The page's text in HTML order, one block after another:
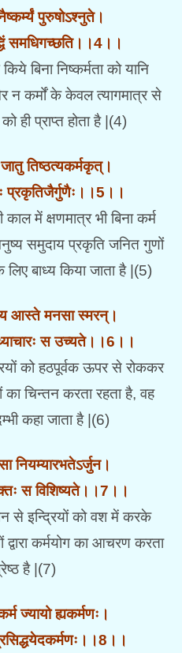
पुरुषोऽश्नुते।
समधिगच्छति।।4।।
बिना निष्कर्मता को यानि
न कर्मों के केवल त्यागमात्र से
को ही प्राप्त होता है |(4)
तिष्ठत्यकर्मकृत्।
प्रकृतिजैर्गुणैः।।5।।
में क्षणमात्र भी बिना कर्म
समुदाय प्रकृति जनित गुणों
बाध्य किया जाता है |(5)
य आस्ते मनसा स्मरन्।
स उच्यते।।6।।
को हठपूर्वक ऊपर से रोककर
चिन्तन करता रहता है, वह
कहा जाता है |(6)
नियम्यारभतेऽर्जुन।
स विशिष्यते।।7।।
से इन्द्रियों को वश में करके
कर्मयोग का आचरण करता
है |(7)
ज्यायो ह्यकर्मणः।